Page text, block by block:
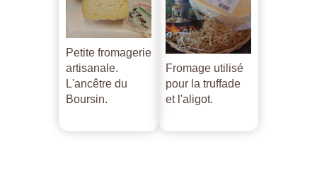
Petite fromagerie
artisanale.
L'ancêtre du
Boursin.
Fromage utilisé
pour la truffade
et l'aligot.